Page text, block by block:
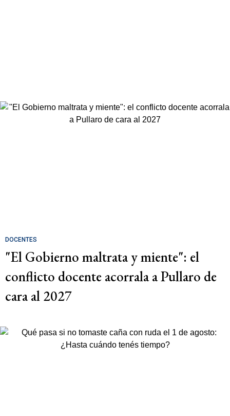
DOCENTES
"El Gobierno maltrata y miente": el
conflicto docente acorrala a Pullaro de
cara al 2027